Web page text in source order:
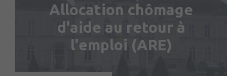
Allocation chômage
d'aide au retour à
l'emploi (ARE)